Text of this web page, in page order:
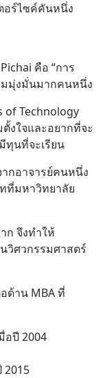
อร์ไซค์คันหนึ่ง
คือ “การ
มมุ่งมั่นมากคนหนึ่ง
of Technology
งใจและอยากที่จะ
ทุนที่จะเรียน
กอาจารย์คนหนึ่ง
ที่มหาวิทยาลัย
ก จึงทำให้
วิศวกรรมศาสตร์
ด้าน MBA ที่
อปี 2004
2015